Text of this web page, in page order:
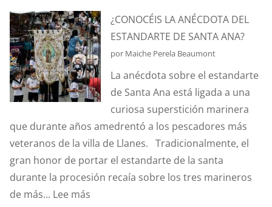
QUÉ
ES
EL
EFECTO
“CORIOLIS”?
¿CONOCÉIS LA ANÉCDOTA DEL
ESTANDARTE DE SANTA ANA?
por Maiche Perela Beaumont
La anécdota sobre el estandarte
de Santa Ana está ligada a una
curiosa superstición marinera
que durante años amedrentó a los pescadores más
veteranos de la villa de Llanes. Tradicionalmente, el
gran honor de portar el estandarte de la santa
durante la procesión recaía sobre los tres marineros
de más... Lee más: